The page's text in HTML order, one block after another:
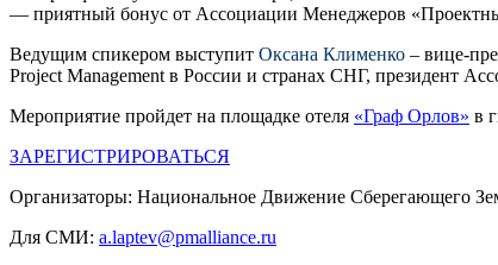
— приятный бонус от Ассоциации Менеджеров
Ведущим спикером выступит Оксана Клименко – вице-
Project Management в России и странах СНГ, президент
Мероприятие пройдет на площадке отеля «Граф Орлов» в
ЗАРЕГИСТРИРОВАТЬСЯ
Организаторы: Национальное Движение Сберегающего
Для СМИ: a.laptev@pmalliance.ru